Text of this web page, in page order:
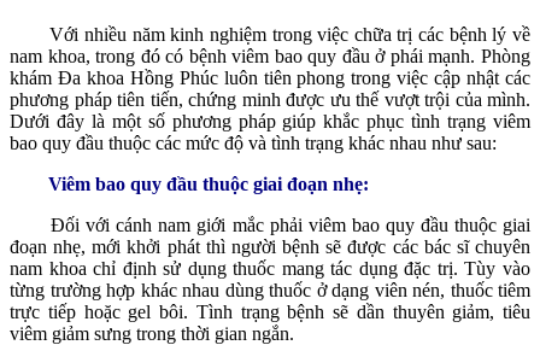
Với nhiều năm kinh nghiệm trong việc chữa trị các bệnh lý về
nam khoa, trong đó có bệnh viêm bao quy đầu ở phái mạnh. Phòng
khám Đa khoa Hồng Phúc luôn tiên phong trong việc cập nhật các
phương pháp tiên tiến, chứng minh được ưu thế vượt trội của mình.
Dưới đây là một số phương pháp giúp khắc phục tình trạng viêm
bao quy đầu thuộc các mức độ và tình trạng khác nhau như sau:
Viêm bao quy đầu thuộc giai đoạn nhẹ:
Đối với cánh nam giới mắc phải viêm bao quy đầu thuộc giai
đoạn nhẹ, mới khởi phát thì người bệnh sẽ được các bác sĩ chuyên
nam khoa chỉ định sử dụng thuốc mang tác dụng đặc trị. Tùy vào
từng trường hợp khác nhau dùng thuốc ở dạng viên nén, thuốc tiêm
trực tiếp hoặc gel bôi. Tình trạng bệnh sẽ dần thuyên giảm, tiêu
viêm giảm sưng trong thời gian ngắn.